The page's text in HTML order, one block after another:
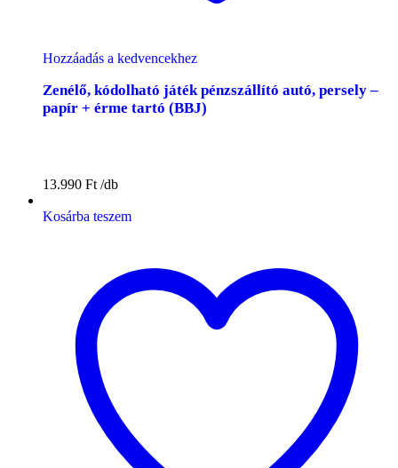
Hozzáadás a kedvencekhez
Zenélő, kódolható játék pénzszállító autó, persely –
papír + érme tartó (BBJ)
13.990 Ft
Kosárba teszem